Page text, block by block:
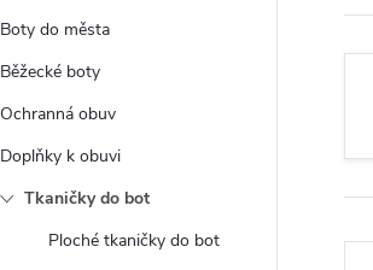
Boty do města
Běžecké boty
Ochranná obuv
Doplňky k obuvi
Tkaničky do bot
Ploché tkaničky do bot